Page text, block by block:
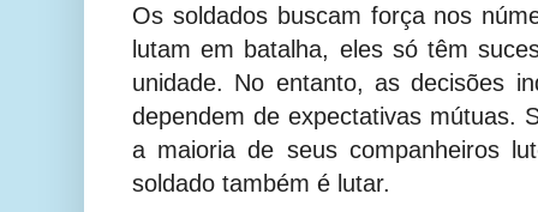
Os soldados buscam força nos
lutam em batalha, eles só têm
unidade. No entanto, as decisões
dependem de expectativas mútuas.
a maioria de seus companheiros
soldado também é lutar.